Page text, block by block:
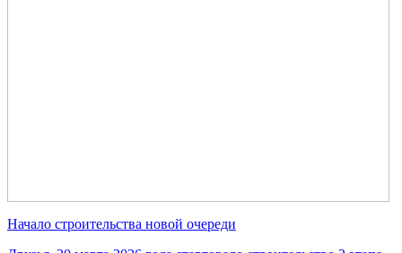
Начало строительства новой очереди